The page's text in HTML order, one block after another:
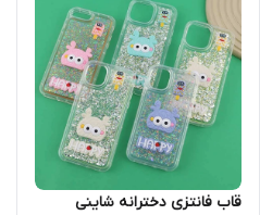
قاب فانتزی دخترانه شاینی